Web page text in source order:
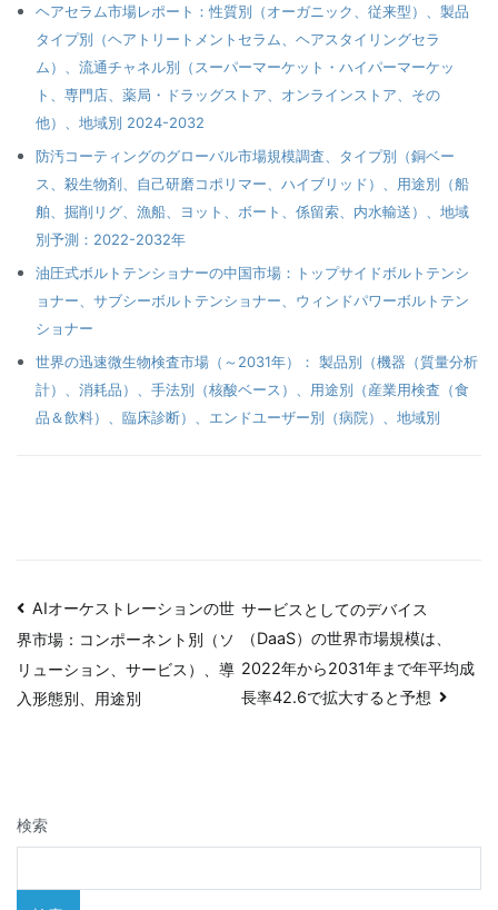
ヘアセラム市場レポート：性質別（オーガニック、従来型）、製品
タイプ別（ヘアトリートメントセラム、ヘアスタイリングセラ
ム）、流通チャネル別（スーパーマーケット・ハイパーマーケッ
ト、専門店、薬局・ドラッグストア、オンラインストア、その
他）、地域別 2024-2032
防汚コーティングのグローバル市場規模調査、タイプ別（銅ベー
ス、殺生物剤、自己研磨コポリマー、ハイブリッド）、用途別（船
舶、掘削リグ、漁船、ヨット、ボート、係留索、内水輸送）、地域
別予測：2022-2032年
油圧式ボルトテンショナーの中国市場：トップサイドボルトテンシ
ョナー、サブシーボルトテンショナー、ウィンドパワーボルトテン
ショナー
世界の迅速微生物検査市場（～2031年）： 製品別（機器（質量分析
計）、消耗品）、手法別（核酸ベース）、用途別（産業用検査（食
品＆飲料）、臨床診断）、エンドユーザー別（病院）、地域別
投
稿
ナ
ー
シ
AIオーケストレーションの世
界市場：コンポーネント別（ソ
リューション、サービス）、導
入形態別、用途別
サービスとしてのデバイス
（DaaS）の世界市場規模は、
2022年から2031年まで年平均成
長率42.6で拡大すると予想
検索